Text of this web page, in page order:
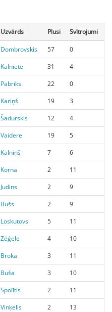
Uzvārds Plusi Svītrojumi
Dombrovskis 57
0
Kalniete 31
4
Pabriks 22
0
Kariņš 19
3
Šadurskis 12
4
Vaidere 19
5
Kalniņš 7
6
Korna 2
11
Judins 2
9
Bušs 2
9
Loskutovs 5
11
Zēģele 4
10
Broka 3
11
Buša 3
10
Spolītis 2
11
Vinķelis 2 13